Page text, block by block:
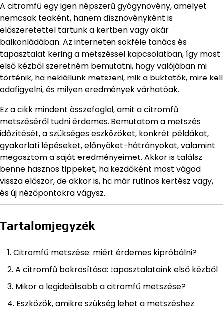
A citromfű egy igen népszerű gyógynövény, amelyet
nemcsak teaként, hanem dísznövényként is
előszeretettel tartunk a kertben vagy akár
balkonládában. Az interneten sokféle tanács és
tapasztalat kering a metszéssel kapcsolatban, így most
első kézből szeretném bemutatni, hogy valójában mi
történik, ha nekiállunk metszeni, mik a buktatók, mire kell
odafigyelni, és milyen eredmények várhatóak.
Ez a cikk mindent összefoglal, amit a citromfű
metszéséről tudni érdemes. Bemutatom a metszés
időzítését, a szükséges eszközöket, konkrét példákat,
gyakorlati lépéseket, előnyöket-hátrányokat, valamint
megosztom a saját eredményeimet. Akkor is találsz
benne hasznos tippeket, ha kezdőként most vágod
vissza először, de akkor is, ha már rutinos kertész vagy,
és új nézőpontokra vágysz.
Tartalomjegyzék
Citromfű metszése: miért érdemes kipróbálni?
A citromfű bokrosítása: tapasztalataink első kézből
Mikor a legideálisabb a citromfű metszése?
Eszközök, amikre szükség lehet a metszéshez